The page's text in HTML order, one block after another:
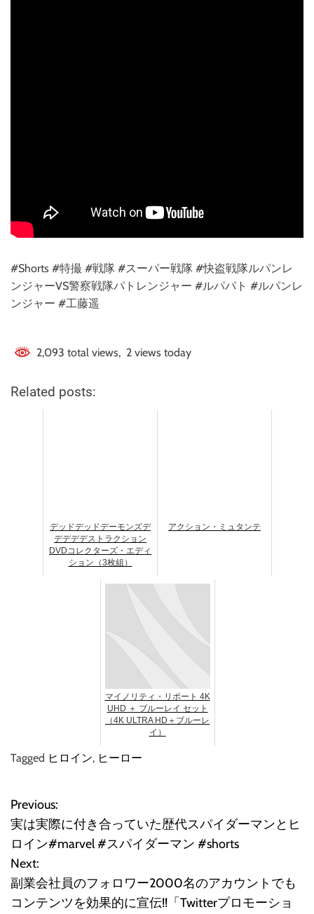
#Shorts #特撮 #戦隊 #スーパー戦隊 #快盗戦隊ルパンレ
ンジャーVS警察戦隊パトレンジャー #ルパパト #ルパンレ
ンジャー #工藤遥
2,093 total views, 2 views today
Related posts:
デッドデッドデーモンズデ
デデデデストラクション
DVDコレクターズ・エディ
ション（3枚組）
アクション・ミュタンテ
マイノリティ・リポート 4K
UHD ＋ ブルーレイ セット
（4K ULTRA HD＋ブルーレ
イ）
Tagged ヒロイン, ヒーロー
投
稿
ナ
ビ
Previous:
実は実際に付き合っていた歴代スパイダーマンとヒ
ロイン#marvel #スパイダーマン #shorts
Next:
副業会社員のフォロワー2000名のアカウントでも
コンテンツを効果的に宣伝!!「Twitterプロモーショ